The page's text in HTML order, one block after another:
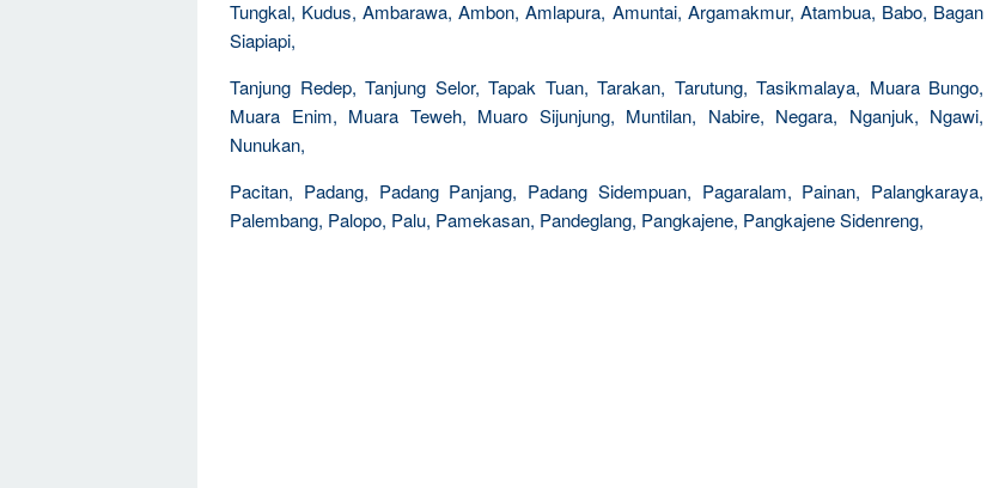
Tungkal, Kudus, Ambarawa, Ambon, Amlapura, Amuntai, Argamakmur, Atambua, Babo, Bagan
Siapiapi,
Tanjung Redep, Tanjung Selor, Tapak Tuan, Tarakan, Tarutung, Tasikmalaya, Muara Bungo,
Muara Enim, Muara Teweh, Muaro Sijunjung, Muntilan, Nabire, Negara, Nganjuk, Ngawi,
Nunukan,
Pacitan, Padang, Padang Panjang, Padang Sidempuan, Pagaralam, Painan, Palangkaraya,
Palembang, Palopo, Palu, Pamekasan, Pandeglang, Pangkajene, Pangkajene Sidenreng,